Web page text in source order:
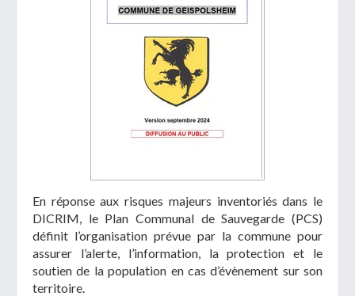
En réponse aux risques majeurs inventoriés dans le
DICRIM, le Plan Communal de Sauvegarde (PCS)
définit l’organisation prévue par la commune pour
assurer l’alerte, l’information, la protection et le
soutien de la population en cas d’évènement sur son
territoire.